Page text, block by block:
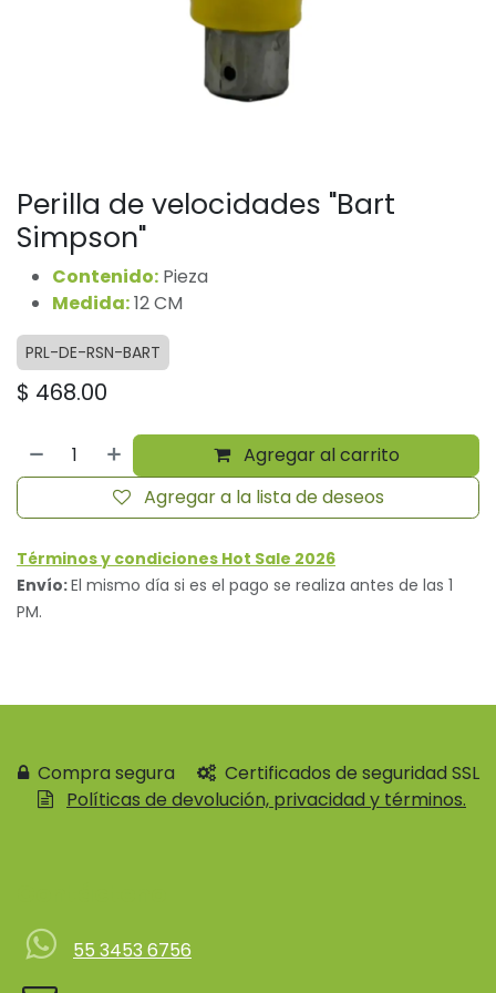
Perilla de velocidades "Bart
Simpson"
Contenido: Pieza
Medida:12 CM
PRL-DE-RSN-BART
$ 468.00
Agregar al carrito
Agregar a la lista de deseos
Términos y condiciones Hot Sale 2026
Envío:El mismo día si es el pago se realiza antes de las 1
PM.
Compra segura
Certificados de seguridad SSL
Políticas de devolución, privacidad y términos.
55 3453 6756